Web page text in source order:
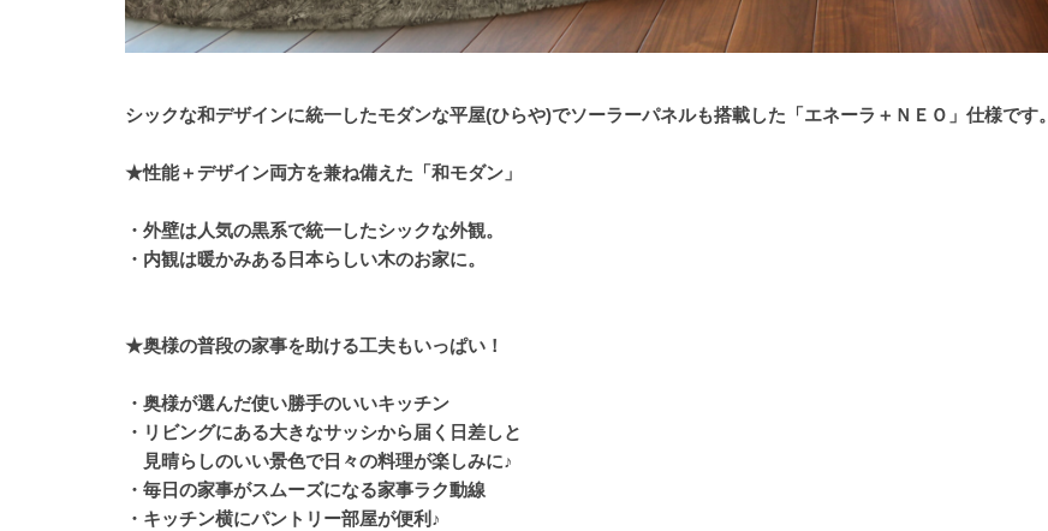
シックな和デザインに統一したモダンな平屋(ひらや)でソーラーパネルも搭載した「エネーラ＋ＮＥＯ」仕様です。
★性能＋デザイン両方を兼ね備えた「和モダン」
・外壁は人気の黒系で統一したシックな外観。
・内観は暖かみある日本らしい木のお家に。
★奥様の普段の家事を助ける工夫もいっぱい！
・奥様が選んだ使い勝手のいいキッチン
・リビングにある大きなサッシから届く日差しと
見晴らしのいい景色で日々の料理が楽しみに♪
・毎日の家事がスムーズになる家事ラク動線
・キッチン横にパントリー部屋が便利♪